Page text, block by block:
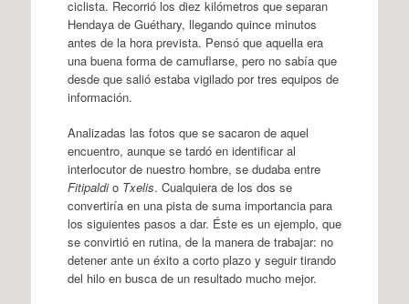
ciclista. Recorrió los diez kilómetros que separan
Hendaya de Guéthary, llegando quince minutos
antes de la hora prevista. Pensó que aquella era
una buena forma de camuflarse, pero no sabía que
desde que salió estaba vigilado por tres equipos de
información.
Analizadas las fotos que se sacaron de aquel
encuentro, aunque se tardó en identificar al
interlocutor de nuestro hombre, se dudaba entre
Fitipaldio Txelis. Cualquiera de los dos se
convertiría en una pista de suma importancia para
los siguientes pasos a dar. Éste es un ejemplo, que
se convirtió en rutina, de la manera de trabajar: no
detener ante un éxito a corto plazo y seguir tirando
del hilo en busca de un resultado mucho mejor.